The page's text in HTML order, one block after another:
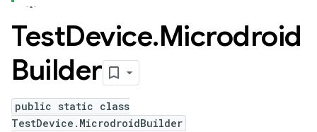
TestDevice.Microdroid
Builder
public static class
TestDevice.MicrodroidBuilder